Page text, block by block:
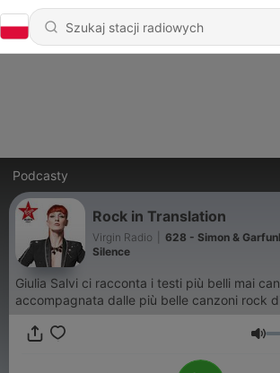
Podcasty
Rock in Translation
Virgin Radio
628 - Simon &
Silence
Giulia Salvi ci racconta i testi più belli mai
accompagnata dalle più belle canzoni rock